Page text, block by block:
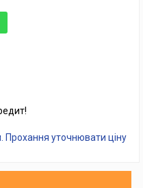
Прохання уточнювати ціну